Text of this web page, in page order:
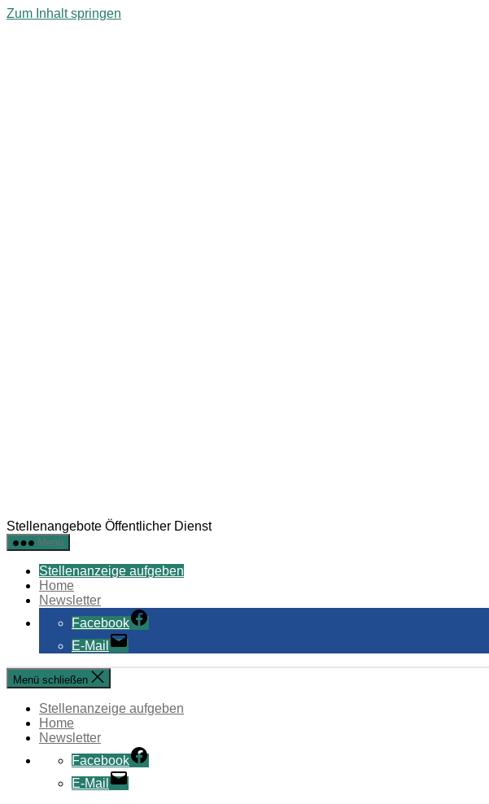
Zum Inhalt springen
Stellenangebote Öffentlicher Dienst
Menü
Stellenanzeige aufgeben
Home
Newsletter
Facebook
E-Mail
Menü schließen
Stellenanzeige aufgeben
Home
Newsletter
Facebook
E-Mail